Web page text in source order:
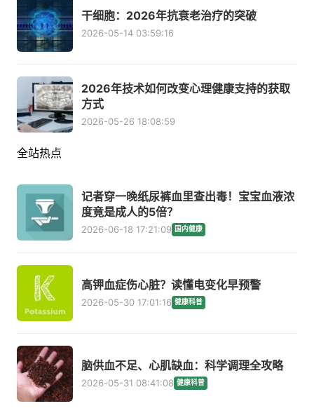
干细胞：2026年抗衰老治疗的突破
2026-05-14 03:59:16
2026年技术如何改变心理健康支持的获取
方式
2026-05-26 18:08:59
全站热点
记者穿一晚纸尿裤血里查出毒！宝宝血液浓
度竟是成人的5倍？
2026-06-18 17:21:09 国内健康
高钾血症伤心脏？读懂电变化早预警
2026-05-30 17:01:16 健康科普
脑供血不足、心肌缺血：科学调理全攻略
2026-05-31 08:41:08 健康科普